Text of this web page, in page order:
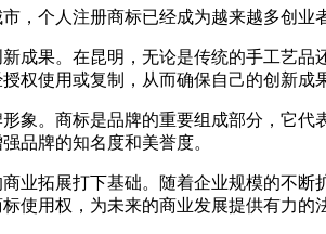
，个人注册商标已经成为越来越多创
成果。在昆明，无论是传统的手工艺
权使用或复制，从而确保自己的创新成
象。商标是品牌的重要组成部分，它
品牌的知名度和美誉度。
业拓展打下基础。随着企业规模的不
使用权，为未来的商业发展提供有力的